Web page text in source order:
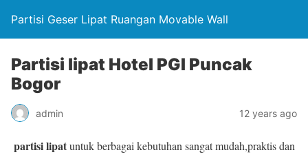
Partisi Geser Lipat Ruangan Movable Wall
Partisi lipat Hotel PGI Puncak
Bogor
admin 12 years ago
partisi lipatuntuk berbagai kebutuhan sangat mudah,praktis dan